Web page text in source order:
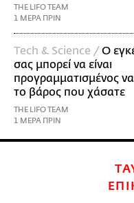
THE LIFO TEAM
1 ΜΕΡΑ ΠΡΙΝ
Τech & Science /Ο
σας μπορεί να είναι
προγραμματισμένος
το βάρος που χάσατε
THE LIFO TEAM
1 ΜΕΡΑ ΠΡΙΝ